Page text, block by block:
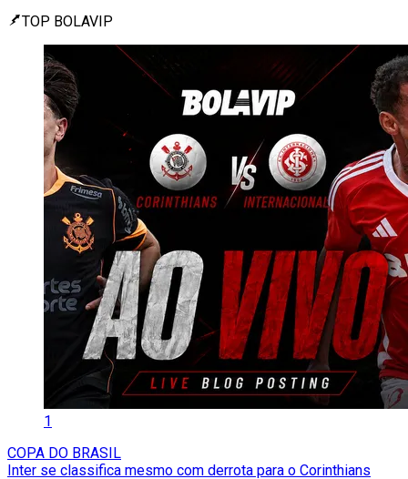
TOP BOLAVIP
1
COPA DO BRASIL
Inter se classifica mesmo com derrota para o Corinthians